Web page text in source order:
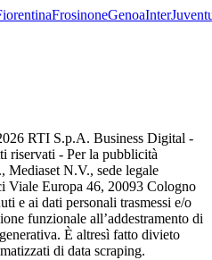
FrosinoneGenoaInter
RTI S.p.A. Business Digital -
riservati - Per la pubblicità
N.V., sede legale
Viale Europa 46, 20093 Cologno
e ai dati personali trasmessi e/o
funzionale all’addestramento di
È altresì fatto divieto
di data scraping.